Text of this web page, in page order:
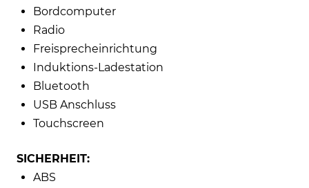
Bordcomputer
Radio
Freisprecheinrichtung
Induktions-Ladestation
Bluetooth
USB Anschluss
Touchscreen
SICHERHEIT:
ABS